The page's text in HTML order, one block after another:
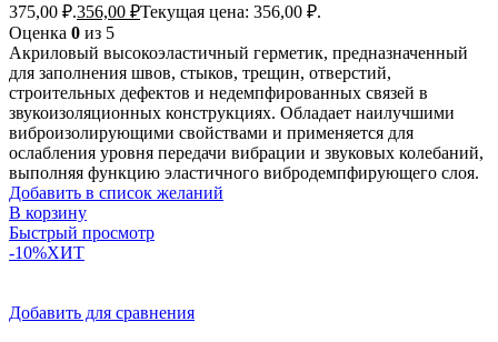
375,00 ₽.356,00 ₽Текущая цена: 356,00 ₽.
Оценка 0 из 5
Акриловый высокоэластичный герметик, предназначенный
для заполнения швов, стыков, трещин, отверстий,
строительных дефектов и недемпфированных связей в
звукоизоляционных конструкциях. Обладает наилучшими
виброизолирующими свойствами и применяется для
ослабления уровня передачи вибрации и звуковых колебаний,
выполняя функцию эластичного вибродемпфирующего слоя.
Добавить в список желаний
В корзину
Быстрый просмотр
-10%ХИТ
Добавить для сравнения